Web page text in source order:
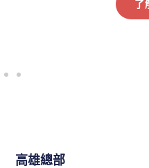
高雄總部